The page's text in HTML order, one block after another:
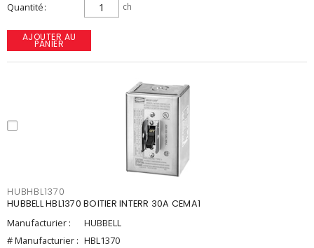
Quantité ch
AJOUTER AU
PANIER
HUBHBL1370
HUBBELL HBL1370 BOITIER INTERR 30A CEMA1
Manufacturier :
HUBBELL
# Manufacturier : HBL1370